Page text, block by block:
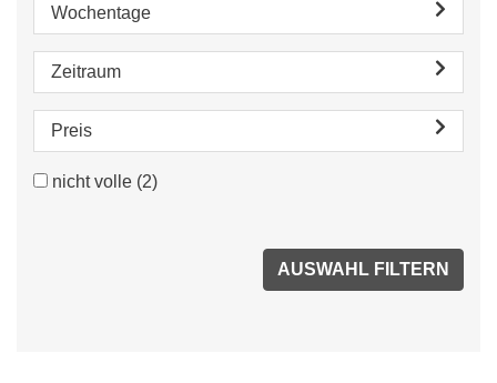
Wochentage
Zeitraum
Preis
nicht volle (2)